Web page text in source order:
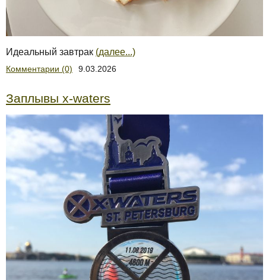
Идеальный завтрак (далее...)
Комментарии (0) 9.03.2026
Заплывы x-waters